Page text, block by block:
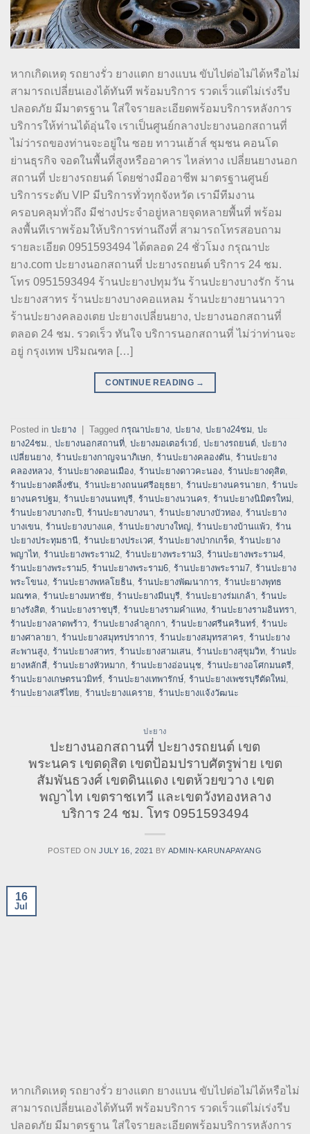
หากเกิดเหตุ รถยางรั่ว ยางแตก ยางแบน ขับไปต่อไม่ได้หรือไม่
สามารถเปลี่ยนเองได้ทันที พร้อมบริการ รวดเร็วแต่ไม่เร่งรีบ
ปลอดภัย มีมาตรฐาน ใส่ใจรายละเอียดพร้อมบริการหลังการ
บริการให้ท่านได้อุ่นใจ เราเป็นศูนย์กลางปะยางนอกสถานที่
ไม่ว่ารถของท่านจะอยู่ใน ซอย ทาวนเฮ้าส์ ชุมชน คอนโด
ย่านธุรกิจ จอดในพื้นที่สูงหรืออาคาร ไหล่ทาง เปลี่ยนยางนอก
สถานที่ ปะยางรถยนต์ โดยช่างมืออาชีพ มาตรฐานศูนย์
บริการระดับ VIP มีบริการทั่วทุกจังหวัด เรามีทีมงาน
ครอบคลุมทั่วถึง มีช่างประจำอยู่หลายจุดหลายพื้นที่ พร้อม
ลงพื้นทีเราพร้อมให้บริการท่านถึงที่ สามารถโทรสอบถาม
รายละเอียด 0951593494 ได้ตลอด 24 ชั่วโมง กรุณาปะ
ยาง.com ปะยางนอกสถานที่ ปะยางรถยนต์ บริการ 24 ชม.
โทร 0951593494 ร้านปะยางปทุมวัน ร้านปะยางบางรัก ร้าน
ปะยางสาทร ร้านปะยางบางคอแหลม ร้านปะยางยานนาวา
ร้านปะยางคลองเตย ปะยางเปลี่ยนยาง, ปะยางนอกสถานที่
ตลอด 24 ชม. รวดเร็ว ทันใจ บริการนอกสถานที่ ไม่ว่าท่านจะ
อยู่ กรุงเทพ ปริมณฑล […]
CONTINUE READING →
Posted in ปะยาง Tagged กรุณาปะยาง ปะยาง ปะยาง24ชม ปะ
ยาง24ชม.
ปะยางนอกสถานที่ ปะยางมอเตอร์เวย์ ปะยางรถยนต์ ปะยาง
เปลี่ยนยาง ร้านปะยางกาญจนาภิเษก ร้านปะยางคลองตัน ร้านปะยาง
คลองหลวง ร้านปะยางดอนเมือง ร้านปะยางดาวคะนอง ร้านปะยางดุสิต
ร้านปะยางตลิ่งชัน ร้านปะยางถนนศรีอยุธยา ร้านปะยางนครนายก ร้านปะ
ยางนครปฐม ร้านปะยางนนทบุรี ร้านปะยางนวนคร ร้านปะยางนิมิตรใหม่
ร้านปะยางบางกะปิ
ร้านปะยางบางนา ร้านปะยางบางบัวทอง ร้านปะยาง
บางเขน ร้านปะยางบางแค ร้านปะยางบางใหญ่ ร้านปะยางบ้านแพ้ว ร้าน
ปะยางประทุมธานี ร้านปะยางประเวศ ร้านปะยางปากเกร็ด ร้านปะยาง
พญาไท ร้านปะยางพระราม2 ร้านปะยางพระราม3 ร้านปะยางพระราม4
ร้านปะยางพระราม5 ร้านปะยางพระราม6 ร้านปะยางพระราม7 ร้านปะยาง
พระโขนง ร้านปะยางพหลโยธิน ร้านปะยางพัฒนาการ ร้านปะยางพุทธ
มณฑล ร้านปะยางมหาชัย ร้านปะยางมีนบุรี ร้านปะยางร่มเกล้า ร้านปะ
ยางรังสิต ร้านปะยางราชบุรี ร้านปะยางรามคำแหง ร้านปะยางรามอินทรา
ร้านปะยางลาดพร้าว ร้านปะยางลำลูกกา ร้านปะยางศรีนครินทร์ ร้านปะ
ยางศาลายา ร้านปะยางสมุทรปราการ ร้านปะยางสมุทรสาคร ร้านปะยาง
สะพานสูง ร้านปะยางสาทร ร้านปะยางสามเสน ร้านปะยางสุขุมวิท ร้านปะ
ยางหลักสี่ ร้านปะยางหัวหมาก ร้านปะยางอ่อนนุช ร้านปะยางอโศกมนตรี
ร้านปะยางเกษตรนวมิทร์ ร้านปะยางเทพารักษ์ ร้านปะยางเพชรบุรีตัดใหม่
ร้านปะยางเสรีไทย ร้านปะยางแคราย ร้านปะยางแจ้งวัฒนะ
ปะยาง
ปะยางนอกสถานที่ ปะยางรถยนต์ เขต
พระนคร เขตดุสิต เขตป้อมปราบศัตรูพ่าย เขต
สัมพันธวงศ์ เขตดินแดง เขตห้วยขวาง เขต
พญาไท เขตราชเทวี และเขตวังทองหลาง
บริการ 24 ชม. โทร 0951593494
POSTED ON JULY 16, 2021 BY ADMIN-KARUNAPAYANG
16
Jul
หากเกิดเหตุ รถยางรั่ว ยางแตก ยางแบน ขับไปต่อไม่ได้หรือไม่
สามารถเปลี่ยนเองได้ทันที พร้อมบริการ รวดเร็วแต่ไม่เร่งรีบ
ปลอดภัย มีมาตรฐาน ใส่ใจรายละเอียดพร้อมบริการหลังการ